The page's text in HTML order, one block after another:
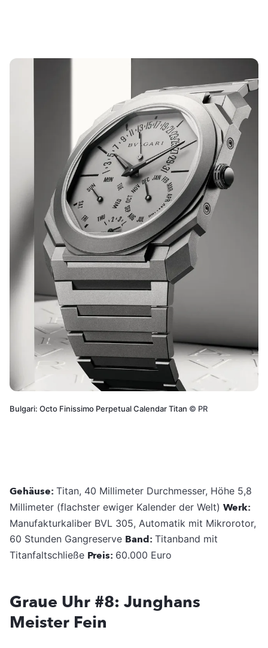
Bulgari: Octo Finissimo Perpetual Calendar Titan © PR
Gehäuse: Titan, 40 Millimeter Durchmesser, Höhe 5,8
Millimeter (flachster ewiger Kalender der Welt) Werk:
Manufakturkaliber BVL 305, Automatik mit Mikrorotor,
60 Stunden Gangreserve Band: Titanband mit
Titanfaltschließe Preis: 60.000 Euro
Graue Uhr #8: Junghans
Meister Fein